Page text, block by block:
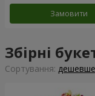
Замовити
Збірні
Сортування: дешевше